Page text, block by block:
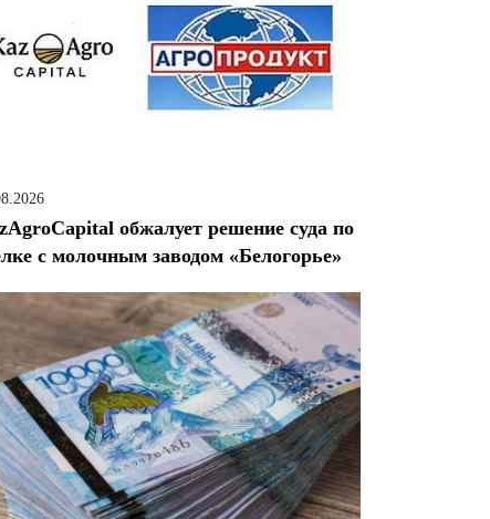
обжалует решение суда по
с молочным заводом «Белогорье»